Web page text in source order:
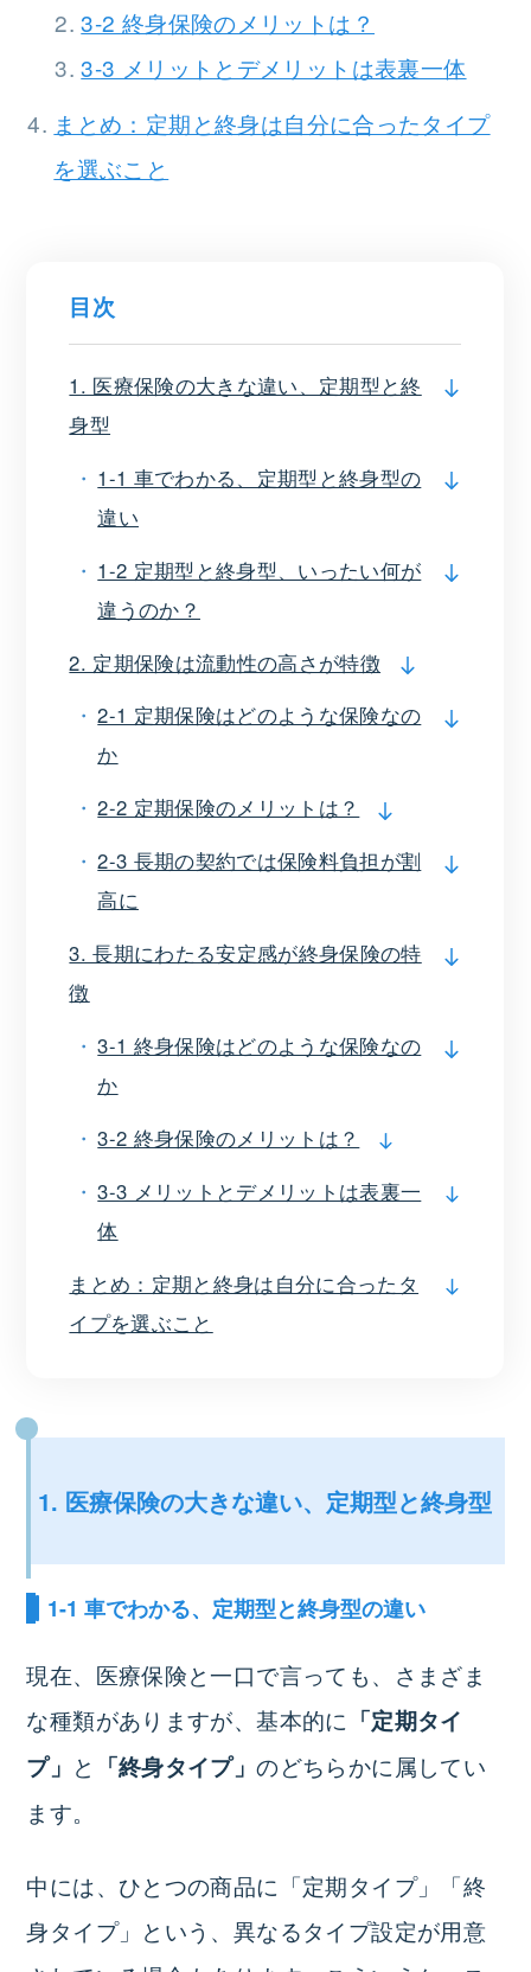
3-2 終身保険のメリットは？
3-3 メリットとデメリットは表裏一体
まとめ：定期と終身は自分に合ったタイプ
を選ぶこと
目次
1. 医療保険の大きな違い、定期型と終
身型
1-1 車でわかる、定期型と終身型の
違い
1-2 定期型と終身型、いったい何が
違うのか？
2. 定期保険は流動性の高さが特徴
2-1 定期保険はどのような保険なの
か
2-2 定期保険のメリットは？
2-3 長期の契約では保険料負担が割
高に
3. 長期にわたる安定感が終身保険の特
徴
3-1 終身保険はどのような保険なの
か
3-2 終身保険のメリットは？
3-3 メリットとデメリットは表裏一
体
まとめ：定期と終身は自分に合ったタ
イプを選ぶこと
1. 医療保険の大きな違い、定期型と終身型
1-1 車でわかる、定期型と終身型の違い
現在、医療保険と一口で言っても、さまざま
な種類がありますが、基本的に 「定期タイ
プ」 と 「終身タイプ」のどちらかに属してい
ます。
中には、ひとつの商品に「定期タイプ」「終
身タイプ」という、異なるタイプ設定が用意